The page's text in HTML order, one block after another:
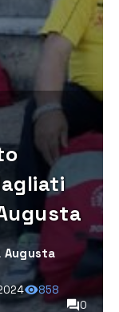
Augusta
858
0